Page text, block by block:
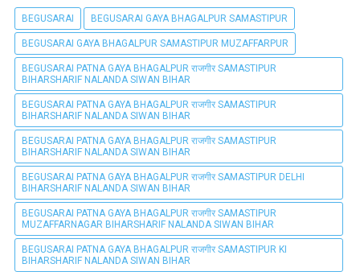
BEGUSARAI BEGUSARAI GAYA BHAGALPUR SAMASTIPUR
BEGUSARAI GAYA BHAGALPUR SAMASTIPUR MUZAFFARPUR
BEGUSARAI PATNA GAYA BHAGALPUR राजगीर SAMASTIPUR
BIHARSHARIF NALANDA SIWAN BIHAR
BEGUSARAI PATNA GAYA BHAGALPUR राजगीर SAMASTIPUR
BIHARSHARIF NALANDA SIWAN BIHAR
BEGUSARAI PATNA GAYA BHAGALPUR राजगीर SAMASTIPUR
BIHARSHARIF NALANDA SIWAN BIHAR
BEGUSARAI PATNA GAYA BHAGALPUR राजगीर SAMASTIPUR DELHI
BIHARSHARIF NALANDA SIWAN BIHAR
BEGUSARAI PATNA GAYA BHAGALPUR राजगीर SAMASTIPUR
MUZAFFARNAGAR BIHARSHARIF NALANDA SIWAN BIHAR
BEGUSARAI PATNA GAYA BHAGALPUR राजगीर SAMASTIPUR KI
BIHARSHARIF NALANDA SIWAN BIHAR